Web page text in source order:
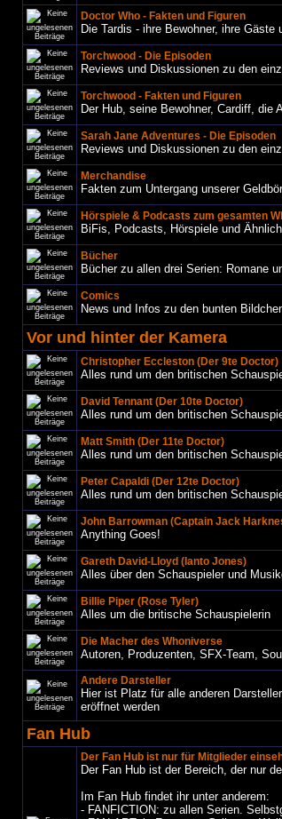
Doctor Who - Fakten und Figuren
Die Tardis - ihre Bewohner, ihre Gäste
Torchwood - Die Episoden
Reviews und Diskussionen zu den
Torchwood - Fakten und Figuren
Der Hub, seine Bewohner, Cardiff,
Sarah Jane Adventures - Die Episoden
Reviews und Diskussionen zu den
Merchandise
Fakten zum Untergang unserer
Hörspiele & Podcasts zum gesamten
BiFis, Podcasts, Hörspiele und
Bücher
Bücher zu allen drei Serien: Romane
Comics
News und Infos zu den bunten
Vor und hinter der Kamera
Christopher Eccleston (Der 9te Doctor)
Alles rund um den britischen
David Tennant (Der 10te Doctor)
Alles rund um den britischen
Matt Smith (Der 11te Doctor)
Alles rund um den britischen
Peter Capaldi (Der 12te Doctor)
Alles rund um den britischen
John Barrowman (Captain Jack
Anything Goes!
Gareth David-Lloyd (Ianto Jones)
Alles über den Schauspieler und
Billie Piper (Rose Tyler)
Alles um die britische Schauspielerin
Die Macher des Whoniverse
Autoren, Produzenten, SFX-Team,
Andere Darsteller
Hier ist Platz für alle anderen
eröffnet werden
Fan Hub
Der Fan Hub ist nur für Mitglieder
Der Fan Hub ist der Bereich, der nur
Im Fan Hub findet ihr unter anderem:
- FANFICTION: zu allen Serien.